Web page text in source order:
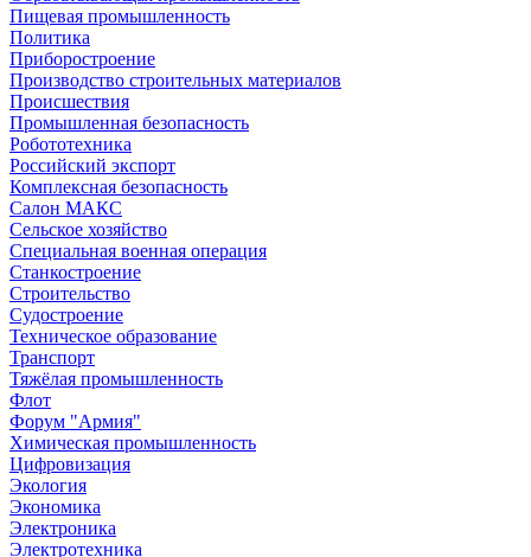
Пищевая промышленность
Политика
Приборостроение
Производство строительных материалов
Происшествия
Промышленная безопасность
Робототехника
Российский экспорт
Комплексная безопасность
Салон МАКС
Сельское хозяйство
Специальная военная операция
Станкостроение
Строительство
Судостроение
Техническое образование
Транспорт
Тяжёлая промышленность
Флот
Форум "Армия"
Химическая промышленность
Цифровизация
Экология
Экономика
Электроника
Электротехника